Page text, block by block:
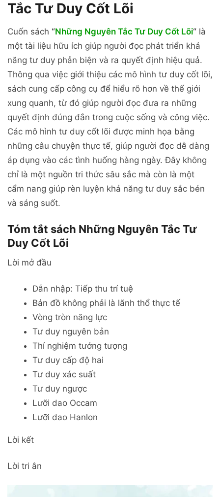
Tắc Tư Duy Cốt Lõi
Cuốn sách “Những Nguyên Tắc Tư Duy Cốt Lõi“ là
một tài liệu hữu ích giúp người đọc phát triển khả
năng tư duy phản biện và ra quyết định hiệu quả.
Thông qua việc giới thiệu các mô hình tư duy cốt lõi,
sách cung cấp công cụ để hiểu rõ hơn về thế giới
xung quanh, từ đó giúp người đọc đưa ra những
quyết định đúng đắn trong cuộc sống và công việc.
Các mô hình tư duy cốt lõi được minh họa bằng
những câu chuyện thực tế, giúp người đọc dễ dàng
áp dụng vào các tình huống hàng ngày. Đây không
chỉ là một nguồn tri thức sâu sắc mà còn là một
cẩm nang giúp rèn luyện khả năng tư duy sắc bén
và sáng suốt.
Tóm tắt sách Những Nguyên Tắc Tư
Duy Cốt Lõi
Lời mở đầu
Dẫn nhập: Tiếp thu trí tuệ
Bản đồ không phải là lãnh thổ thực tế
Vòng tròn năng lực
Tư duy nguyên bản
Thí nghiệm tưởng tượng
Tư duy cấp độ hai
Tư duy xác suất
Tư duy ngược
Lưỡi dao Occam
Lưỡi dao Hanlon
Lời kết
Lời tri ân